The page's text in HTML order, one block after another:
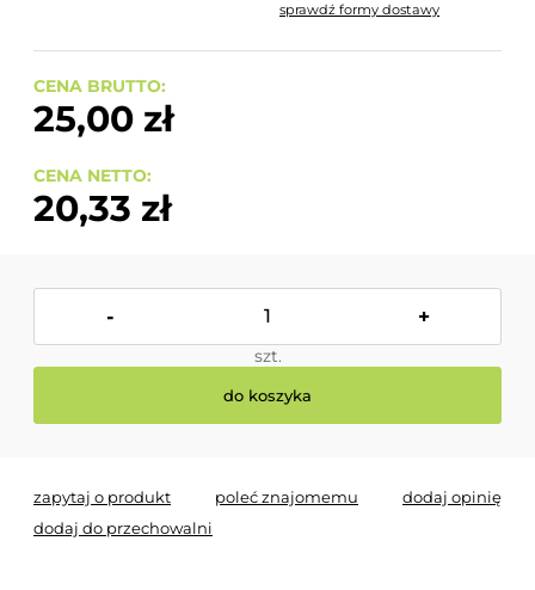
Cena nie zawiera ewentualnych kosztów płatności
sprawdź formy dostawy
CENA BRUTTO:
25,00 zł
CENA NETTO:
20,33 zł
- +
szt.
do koszyka
zapytaj o produkt poleć znajomemu
dodaj opinię
dodaj do przechowalni